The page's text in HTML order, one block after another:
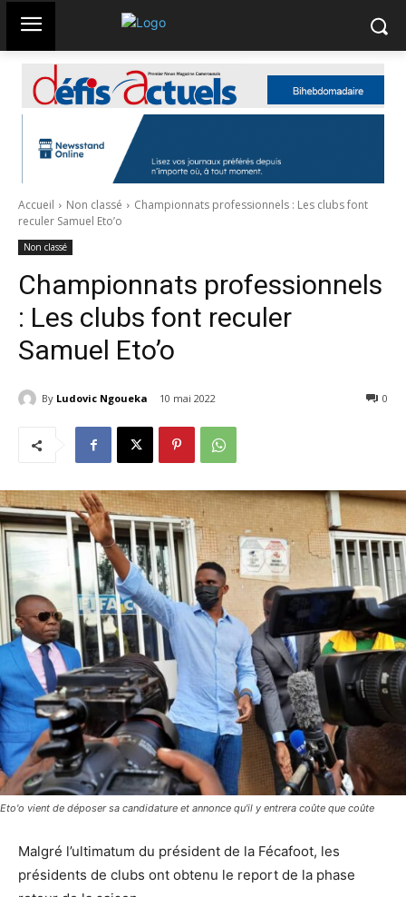
Accueil Non classé
Championnats professionnels : Les clubs font
reculer Samuel Eto’o
Non classé
Championnats professionnels
: Les clubs font reculer
Samuel Eto’o
By Ludovic Ngoueka 10 mai 2022 0
Eto'o vient de déposer sa candidature et annonce qu'il y entrera coûte que coûte
Malgré l’ultimatum du président de la Fécafoot, les
présidents de clubs ont obtenu le report de la phase